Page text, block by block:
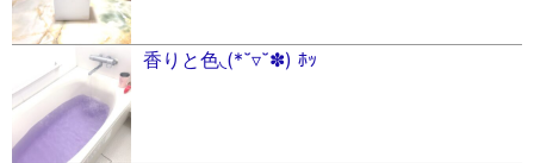
香りと色‪◟(*˘▿˘✽)‬ ﾎｯ